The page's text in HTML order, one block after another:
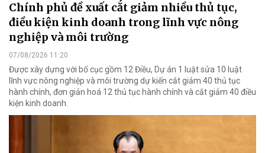
Chính phủ đề xuất cắt giảm nhiều thủ tục,
điều kiện kinh doanh trong lĩnh vực nông
nghiệp và môi trường
07/08/2026 11:20
Được xây dựng với bố cục gồm 12 Điều, Dự án 1 luật sửa 10 luật
lĩnh vực nông nghiệp và môi trường dự kiến cắt giảm 40 thủ tục
hành chính, đơn giản hoá 12 thủ tục hành chính và cắt giảm 40 điều
kiện kinh doanh.